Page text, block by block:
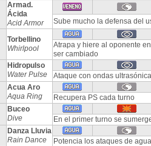
Armad.
Ácida
Acid Armor
Sube mucho la defensa del
Torbellino
Whirlpool
Atrapa y hiere al oponente
ser cambiado
Hidropulso
Water Pulse
Ataque con ondas
Acua Aro
Aqua Ring
Recupera PS cada turno
Buceo
Dive
En el primer turno se
Danza Lluvia
Rain Dance
Potencia los ataques de